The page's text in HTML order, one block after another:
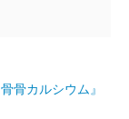
骨カルシウム』